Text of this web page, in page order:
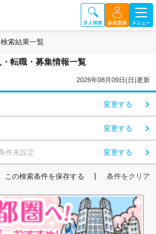
検索結果一覧
転職・募集情報一覧
2026年08月09日(日)更新
変更する
変更する
件未設定 変更する
この検索条件を保存する 条件をクリア